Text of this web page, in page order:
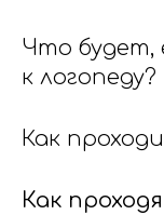
Что будет,
к логопеду?
Как
Как